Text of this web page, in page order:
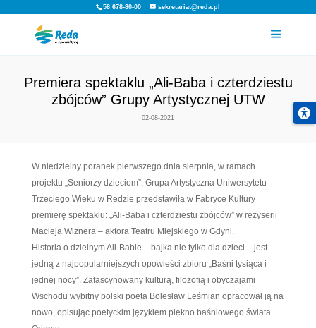
58 678-80-00
Premiera spektaklu „Ali-Baba i
02-08-2021
W niedzielny poranek pierwszego dnia sierpnia, w
projektu „Seniorzy dzieciom”, Grupa Artystyczna
Trzeciego Wieku w Redzie przedstawiła w
premierę spektaklu: „Ali-Baba i czterdziestu
Macieja Wiznera – aktora Teatru Miejskiego w